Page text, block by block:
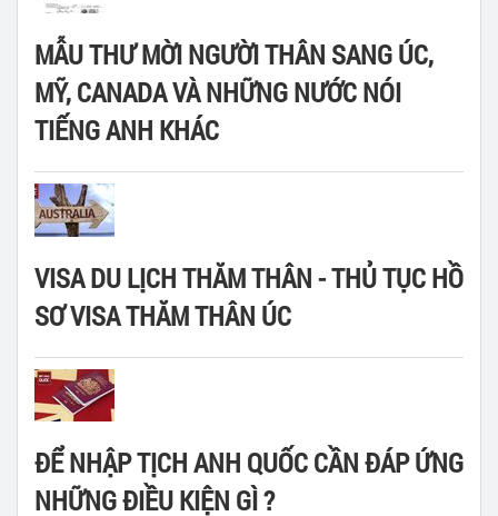
MẪU THƯ MỜI NGƯỜI THÂN SANG ÚC,
MỸ, CANADA VÀ NHỮNG NƯỚC NÓI
TIẾNG ANH KHÁC
VISA DU LỊCH THĂM THÂN - THỦ TỤC HỒ
SƠ VISA THĂM THÂN ÚC
ĐỂ NHẬP TỊCH ANH QUỐC CẦN ĐÁP ỨNG
NHỮNG ĐIỀU KIỆN GÌ ?